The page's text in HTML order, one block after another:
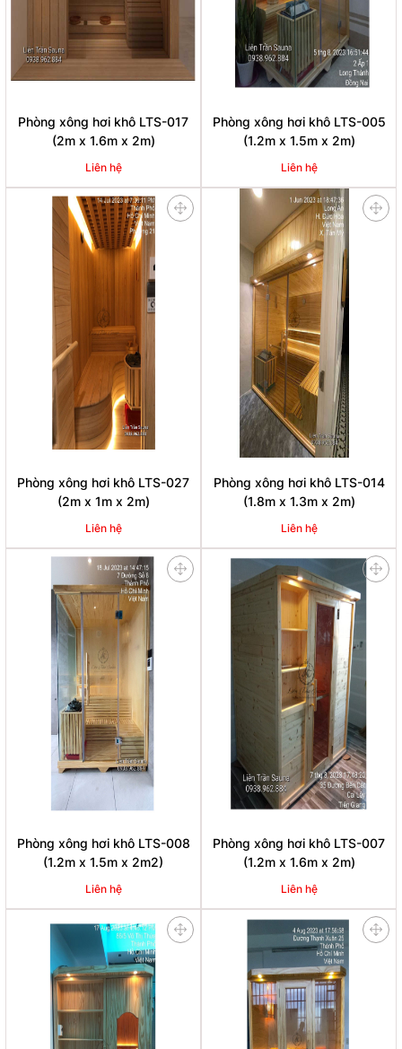
Phòng xông hơi khô LTS-017
(2m x 1.6m x 2m)
Liên hệ
Phòng xông hơi khô LTS-005
(1.2m x 1.5m x 2m)
Liên hệ
Phòng xông hơi khô LTS-027
(2m x 1m x 2m)
Liên hệ
Phòng xông hơi khô LTS-014
(1.8m x 1.3m x 2m)
Liên hệ
Phòng xông hơi khô LTS-008
(1.2m x 1.5m x 2m2)
Liên hệ
Phòng xông hơi khô LTS-007
(1.2m x 1.6m x 2m)
Liên hệ